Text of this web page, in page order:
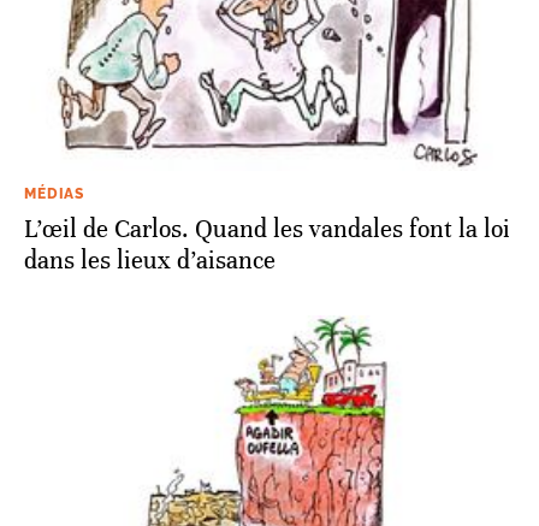
MÉDIAS
L’œil de Carlos. Quand les vandales font la loi
dans les lieux d’aisance